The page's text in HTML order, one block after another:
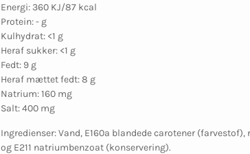
Energi: 360 KJ/87 kcal
Protein: - g
Kulhydrat: <1 g
Heraf sukker: <1 g
Fedt: 9 g
Heraf mættet fedt: 8 g
Natrium: 160 mg
Salt: 400 mg
Ingredienser: Vand, E160a blandede carotener
og E211 natriumbenzoat (konservering).